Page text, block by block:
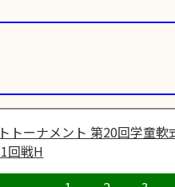
トーナメント 第20回学童
回戦H